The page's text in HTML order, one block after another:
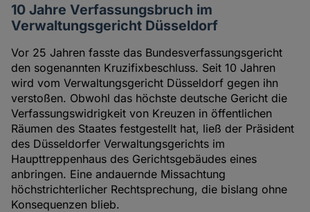
10 Jahre Verfassungsbruch im
Verwaltungsgericht Düsseldorf
Vor 25 Jahren fasste das Bundesverfassungsgericht
den sogenannten Kruzifixbeschluss. Seit 10 Jahren
wird vom Verwaltungsgericht Düsseldorf gegen ihn
verstoßen. Obwohl das höchste deutsche Gericht die
Verfassungswidrigkeit von Kreuzen in öffentlichen
Räumen des Staates festgestellt hat, ließ der Präsident
des Düsseldorfer Verwaltungsgerichts im
Haupttreppenhaus des Gerichtsgebäudes eines
anbringen. Eine andauernde Missachtung
höchstrichterlicher Rechtsprechung, die bislang ohne
Konsequenzen blieb.